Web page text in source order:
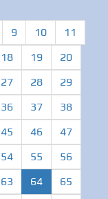
9 10
11
18 19
20
27 28
29
36 37
38
45 46
47
54 55
56
63 64(current)
65